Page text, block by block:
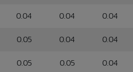
0.04 0.04 0.04
0.05 0.04 0.04
0.05 0.05 0.04